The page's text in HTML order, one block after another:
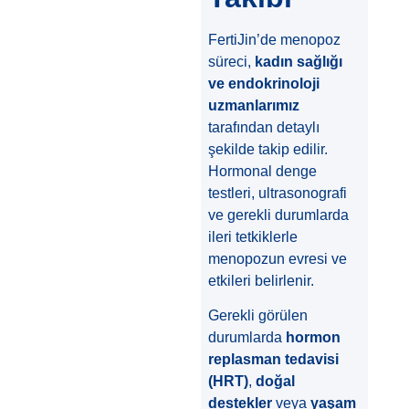
FertiJin’de menopoz
süreci, kadın sağlığı
ve endokrinoloji
uzmanlarımız
tarafından detaylı
şekilde takip edilir.
Hormonal denge
testleri, ultrasonografi
ve gerekli durumlarda
ileri tetkiklerle
menopozun evresi ve
etkileri belirlenir.
Gerekli görülen
durumlarda hormon
replasman tedavisi
(HRT), doğal
desteklerveya yaşam